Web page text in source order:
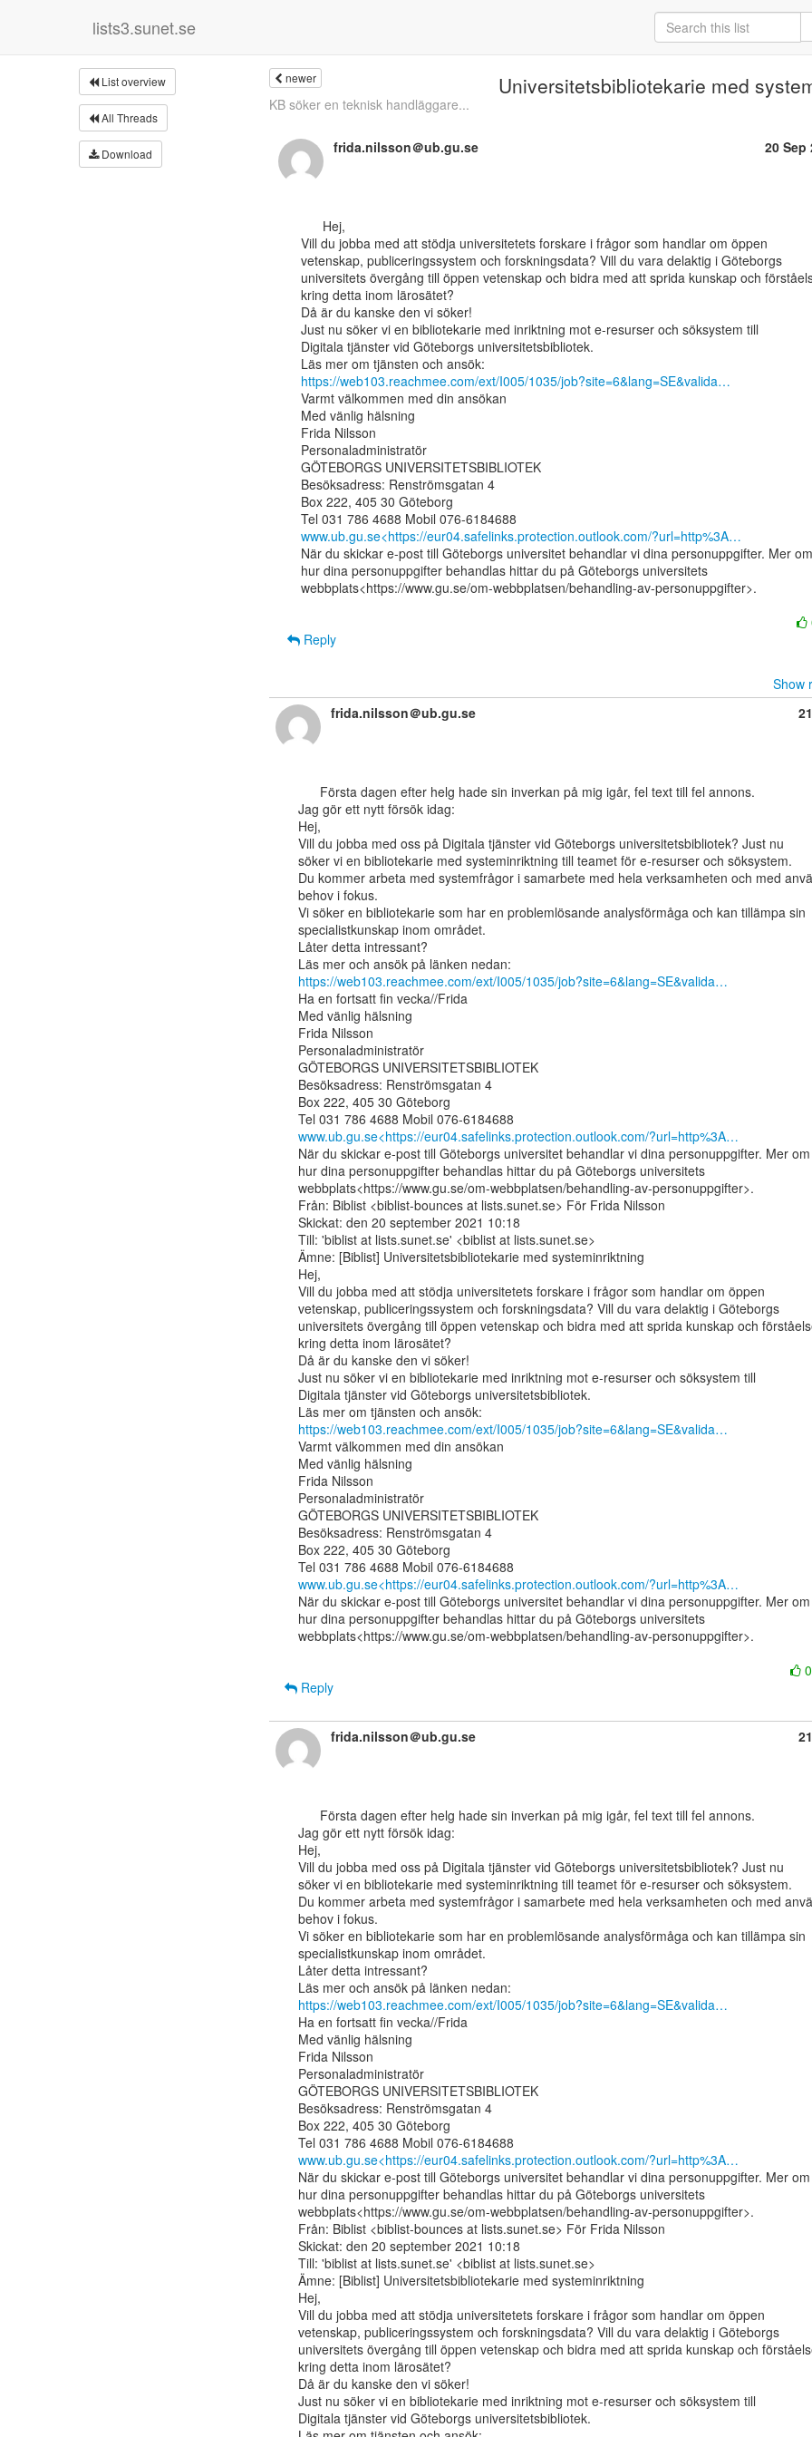
lists3.sunet.se
List overview
All Threads
Download
newer Universitetsbibliotekarie med
KB söker en teknisk handläggare...
frida.nilsson＠ub.gu.se 20 Sep
Vill du jobba med att stödja universitetets forskare i frågor som handlar om öppen
vetenskap, publiceringssystem och forskningsdata? Vill du vara delaktig i Göteborgs
universitets övergång till öppen vetenskap och bidra med att sprida kunskap och
kring detta inom lärosätet?
Då är du kanske den vi söker!
Just nu söker vi en bibliotekarie med inriktning mot e-resurser och söksystem till
Digitala tjänster vid Göteborgs universitetsbibliotek.
https://web103.reachmee.com/ext/I005/1035/job?site=6&lang=SE&valida…
Varmt välkommen med din ansökan
Med vänlig hälsning
Frida Nilsson
Personaladministratör
GÖTEBORGS UNIVERSITETSBIBLIOTEK
Besöksadress: Renströmsgatan 4
Box 222, 405 30 Göteborg
www.ub.gu.se<https://eur04.safelinks.protection.outlook.com/?url=http%3A…
När du skickar e-post till Göteborgs universitet behandlar vi dina personuppgifter. Mer om
hur dina personuppgifter behandlas hittar du på Göteborgs universitets
webbplats<https://www.gu.se/om-webbplatsen/behandling-av-personuppgifter>.
Reply
Show
frida.nilsson＠ub.gu.se
Jag gör ett nytt försök idag:
Hej,
Vill du jobba med oss på Digitala tjänster vid Göteborgs universitetsbibliotek? Just nu
söker vi en bibliotekarie med systeminriktning till teamet för e-resurser och söksystem.
Du kommer arbeta med systemfrågor i samarbete med hela verksamheten och med
behov i fokus.
Vi söker en bibliotekarie som har en problemlösande analysförmåga och kan tillämpa sin
specialistkunskap inom området.
Låter detta intressant?
https://web103.reachmee.com/ext/I005/1035/job?site=6&lang=SE&valida…
Ha en fortsatt fin vecka//Frida
Med vänlig hälsning
Frida Nilsson
Personaladministratör
GÖTEBORGS UNIVERSITETSBIBLIOTEK
Besöksadress: Renströmsgatan 4
Box 222, 405 30 Göteborg
www.ub.gu.se<https://eur04.safelinks.protection.outlook.com/?url=http%3A…
När du skickar e-post till Göteborgs universitet behandlar vi dina personuppgifter. Mer om
hur dina personuppgifter behandlas hittar du på Göteborgs universitets
webbplats<https://www.gu.se/om-webbplatsen/behandling-av-personuppgifter>.
Från: Biblist <biblist-bounces at lists.sunet.se> För Frida Nilsson
Skickat: den 20 september 2021 10:18
Till: 'biblist at lists.sunet.se' <biblist at lists.sunet.se>
Ämne: [Biblist] Universitetsbibliotekarie med systeminriktning
Hej,
Vill du jobba med att stödja universitetets forskare i frågor som handlar om öppen
vetenskap, publiceringssystem och forskningsdata? Vill du vara delaktig i Göteborgs
universitets övergång till öppen vetenskap och bidra med att sprida kunskap och
kring detta inom lärosätet?
Då är du kanske den vi söker!
Just nu söker vi en bibliotekarie med inriktning mot e-resurser och söksystem till
Digitala tjänster vid Göteborgs universitetsbibliotek.
https://web103.reachmee.com/ext/I005/1035/job?site=6&lang=SE&valida…
Varmt välkommen med din ansökan
Med vänlig hälsning
Frida Nilsson
Personaladministratör
GÖTEBORGS UNIVERSITETSBIBLIOTEK
Besöksadress: Renströmsgatan 4
Box 222, 405 30 Göteborg
www.ub.gu.se<https://eur04.safelinks.protection.outlook.com/?url=http%3A…
När du skickar e-post till Göteborgs universitet behandlar vi dina personuppgifter. Mer om
hur dina personuppgifter behandlas hittar du på Göteborgs universitets
webbplats<https://www.gu.se/om-webbplatsen/behandling-av-personuppgifter>.
Reply
frida.nilsson＠ub.gu.se
Jag gör ett nytt försök idag:
Hej,
Vill du jobba med oss på Digitala tjänster vid Göteborgs universitetsbibliotek? Just nu
söker vi en bibliotekarie med systeminriktning till teamet för e-resurser och söksystem.
Du kommer arbeta med systemfrågor i samarbete med hela verksamheten och med
behov i fokus.
Vi söker en bibliotekarie som har en problemlösande analysförmåga och kan tillämpa sin
specialistkunskap inom området.
Låter detta intressant?
https://web103.reachmee.com/ext/I005/1035/job?site=6&lang=SE&valida…
Ha en fortsatt fin vecka//Frida
Med vänlig hälsning
Frida Nilsson
Personaladministratör
GÖTEBORGS UNIVERSITETSBIBLIOTEK
Besöksadress: Renströmsgatan 4
Box 222, 405 30 Göteborg
www.ub.gu.se<https://eur04.safelinks.protection.outlook.com/?url=http%3A…
När du skickar e-post till Göteborgs universitet behandlar vi dina personuppgifter. Mer om
hur dina personuppgifter behandlas hittar du på Göteborgs universitets
webbplats<https://www.gu.se/om-webbplatsen/behandling-av-personuppgifter>.
Från: Biblist <biblist-bounces at lists.sunet.se> För Frida Nilsson
Skickat: den 20 september 2021 10:18
Till: 'biblist at lists.sunet.se' <biblist at lists.sunet.se>
Ämne: [Biblist] Universitetsbibliotekarie med systeminriktning
Hej,
Vill du jobba med att stödja universitetets forskare i frågor som handlar om öppen
vetenskap, publiceringssystem och forskningsdata? Vill du vara delaktig i Göteborgs
universitets övergång till öppen vetenskap och bidra med att sprida kunskap och
kring detta inom lärosätet?
Då är du kanske den vi söker!
Just nu söker vi en bibliotekarie med inriktning mot e-resurser och söksystem till
Digitala tjänster vid Göteborgs universitetsbibliotek.